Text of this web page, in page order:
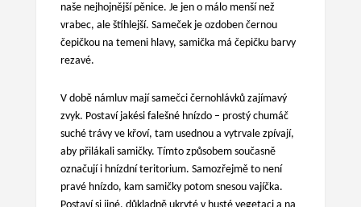
naše nejhojnější pěnice. Je jen o málo menší než
vrabec, ale štíhlejší. Sameček je ozdoben černou
čepičkou na temeni hlavy, samička má čepičku barvy
rezavé.
V době námluv mají samečci černohlávků zajímavý
zvyk. Postaví jakési falešné hnízdo – prostý chumáč
suché trávy ve křoví, tam usednou a vytrvale zpívají,
aby přilákali samičky. Tímto způsobem současně
označují i hnízdní teritorium. Samozřejmě to není
pravé hnízdo, kam samičky potom snesou vajíčka.